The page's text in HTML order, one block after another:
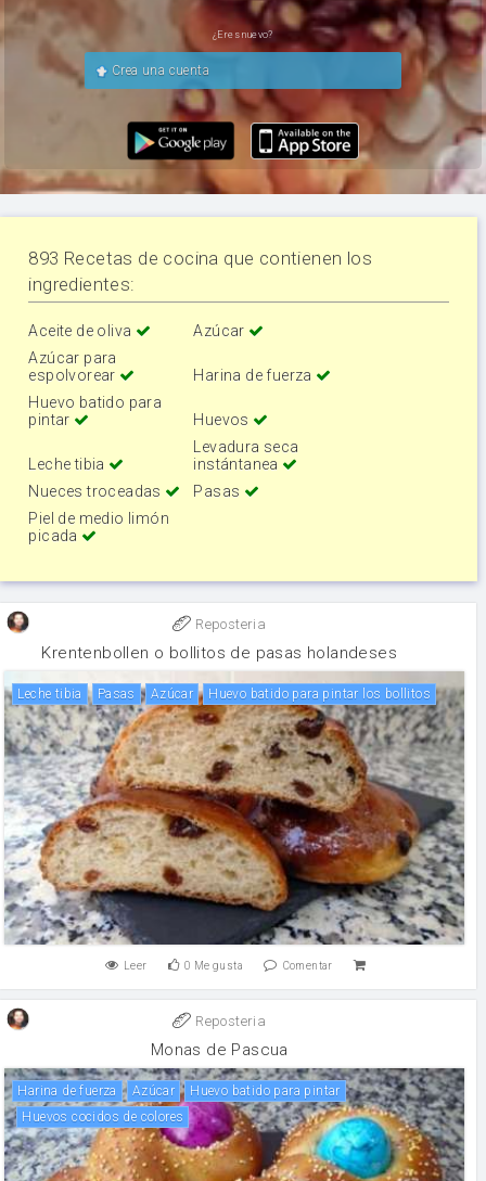
¿Eres nuevo?
Crea una cuenta
893 Recetas de cocina que contienen los
ingredientes:
Aceite de oliva
Azúcar
Azúcar para
espolvorear
Harina de fuerza
Huevo batido para
pintar
Huevos
Leche tibia
Levadura seca
instántanea
Nueces troceadas
Pasas
Piel de medio limón
picada
Reposteria
Krentenbollen o bollitos de pasas holandeses
Leche tibia pasas Azúcar Huevo batido para pintar los bollitos
Leer 0 Me gusta Comentar
Reposteria
Monas de Pascua
harina de fuerza Azúcar
Huevo batido para pintar
Huevos cocidos de colores